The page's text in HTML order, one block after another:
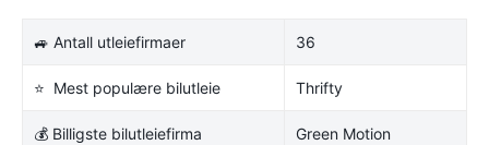
🚙 Antall utleiefirmaer 36
⭐ Mest populære bilutleie Thrifty
💰 Billigste bilutleiefirma Green Motion